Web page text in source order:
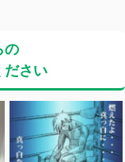
の
ださい